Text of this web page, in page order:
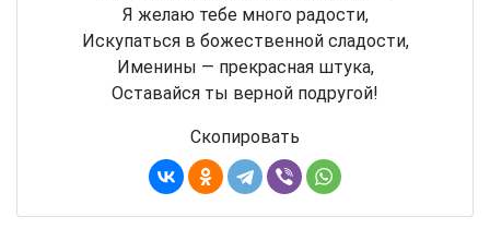
Я желаю тебе много радости,
Искупаться в божественной сладости,
Именины — прекрасная штука,
Оставайся ты верной подругой!
Скопировать